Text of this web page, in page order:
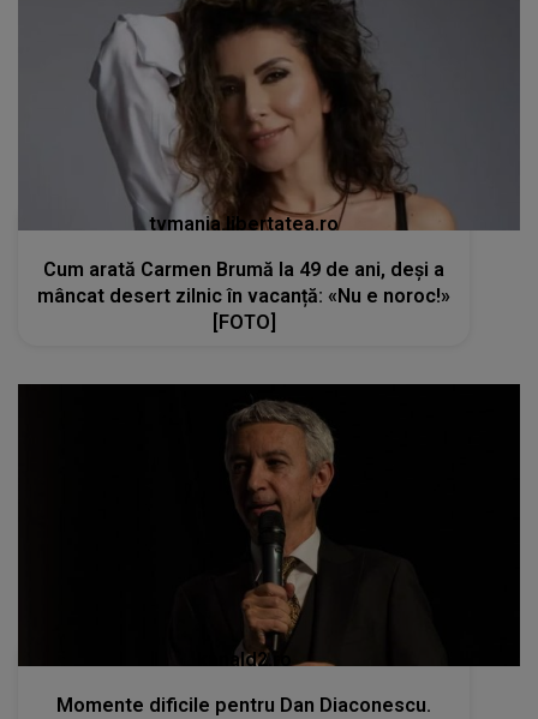
tvmania.libertatea.ro
Cum arată Carmen Brumă la 49 de ani, deși a
mâncat desert zilnic în vacanță: «Nu e noroc!»
[FOTO]
kanald2.ro
Momente dificile pentru Dan Diaconescu.